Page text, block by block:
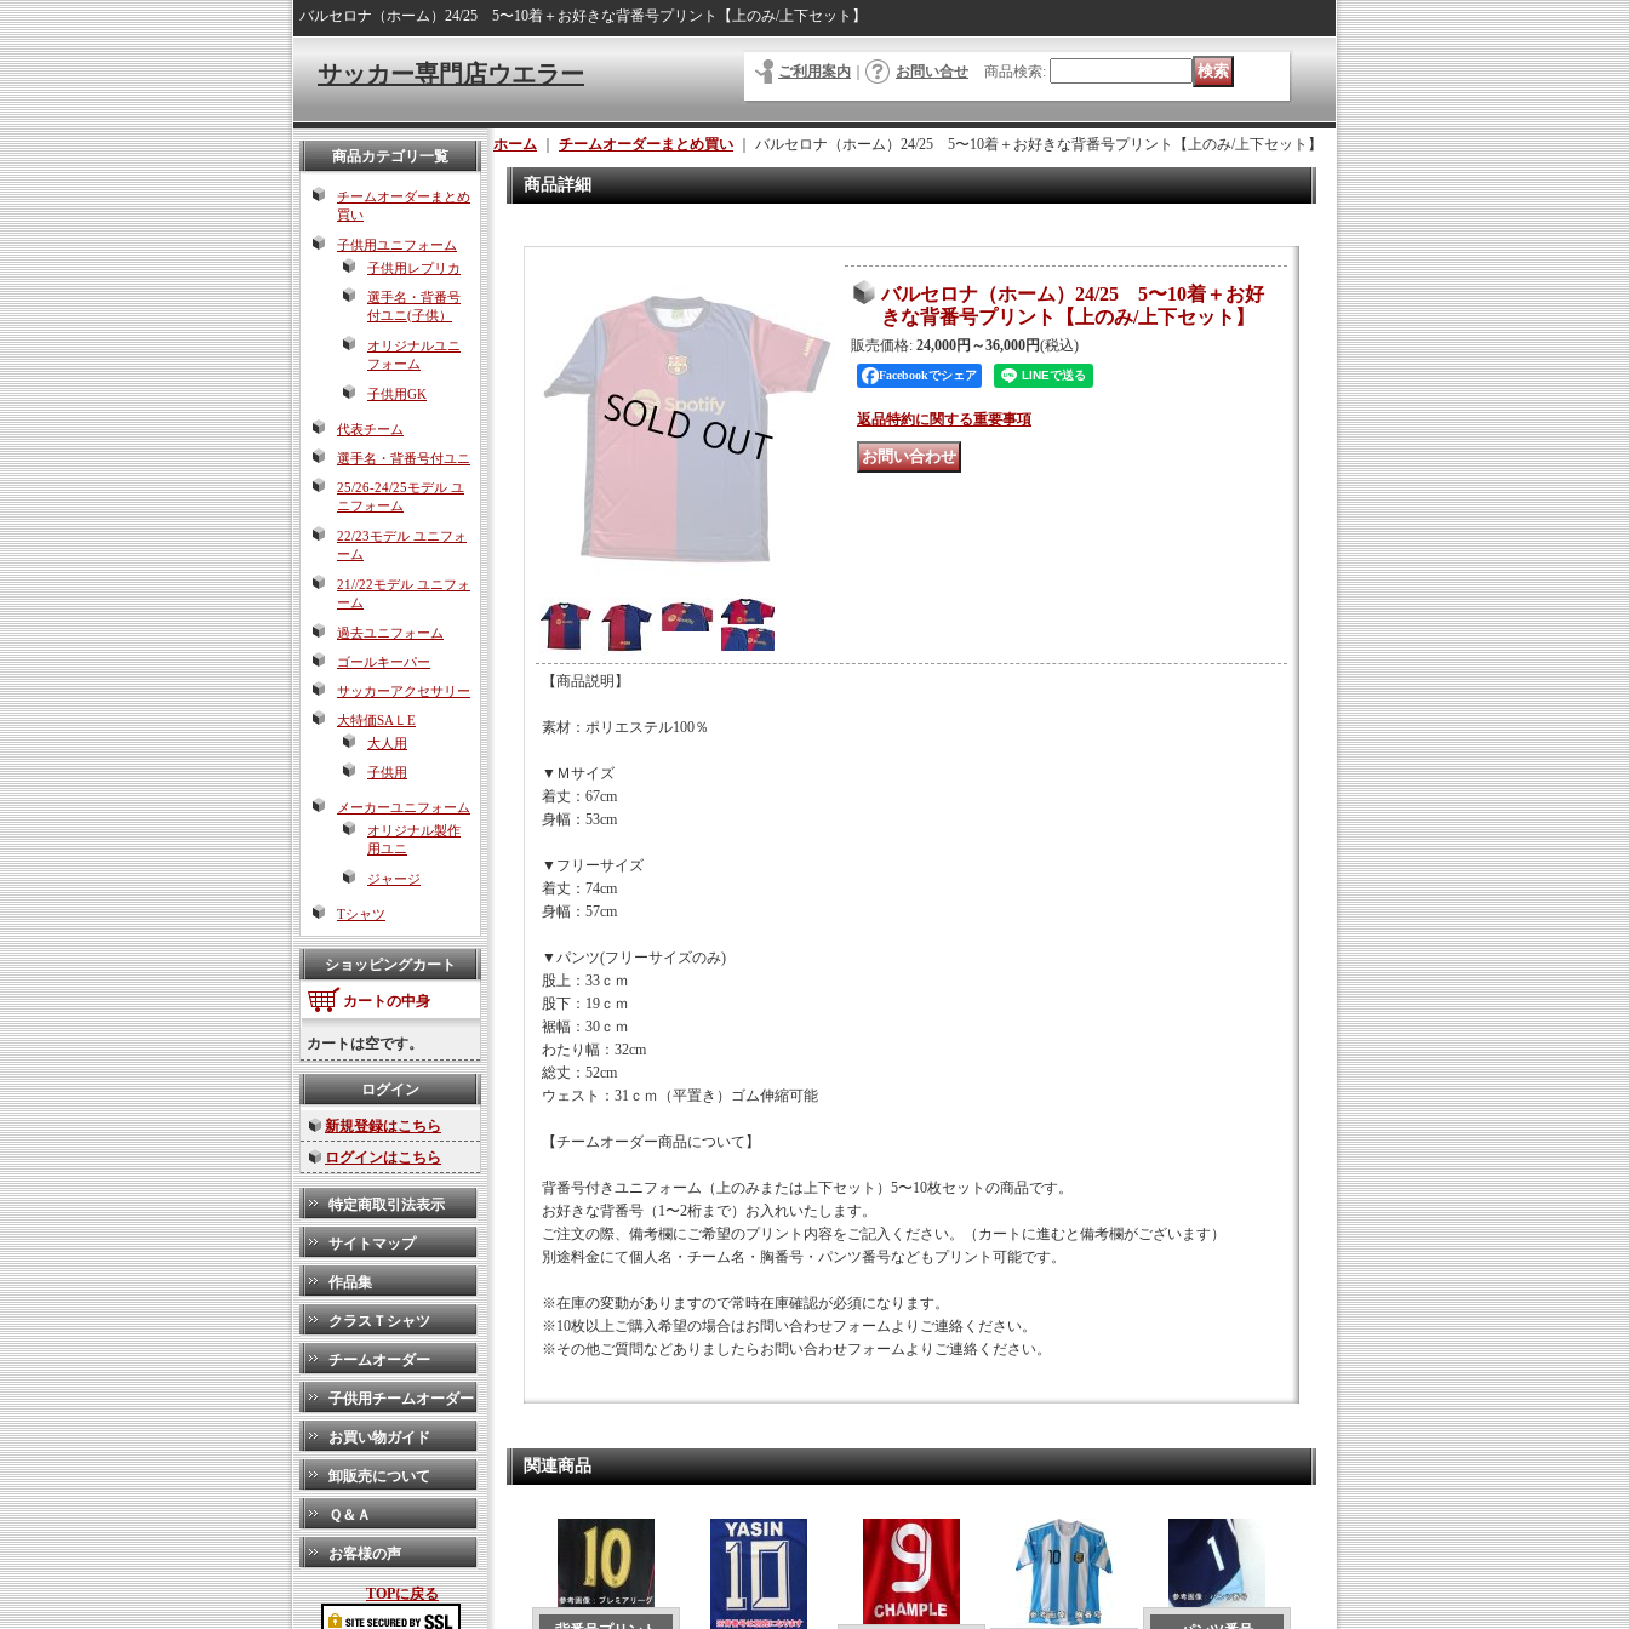
バルセロナ（ホーム）24/25 5〜10着＋お好きな背番号プリント【上のみ/上下セット】
サッカー専門店ウエラー ご利用案内 お問い合せ 商品検索:
商品カテゴリ一覧
チームオーダーまとめ
買い
子供用ユニフォーム
子供用レプリカ
選手名・背番号
付ユニ(子供）
オリジナルユニ
フォーム
子供用GK
代表チーム
選手名・背番号付ユニ
25/26-24/25モデル ユ
ニフォーム
22/23モデル ユニフォ
ーム
21//22モデル ユニフォ
ーム
過去ユニフォーム
ゴールキーパー
サッカーアクセサリー
大特価SAＬE
大人用
子供用
メーカーユニフォーム
オリジナル製作
用ユニ
ジャージ
Tシャツ
ショッピングカート
カートの中身
カートは空です。
ログイン
新規登録はこちら
ログインはこちら
特定商取引法表示
サイトマップ
作品集
クラスＴシャツ
チームオーダー
子供用チームオーダー
お買い物ガイド
卸販売について
Ｑ＆Ａ
お客様の声
TOPに戻る
ホーム チームオーダーまとめ買い バルセロナ（ホーム）24/25 5〜10着＋お好きな背番号プリント【上のみ/上下セット】
商品詳細
バルセロナ（ホーム）24/25 5〜10着＋お好
きな背番号プリント【上のみ/上下セット】
販売価格: 24,000円～36,000円(税込)
Facebookでシェア
返品特約に関する重要事項
【商品説明】
素材：ポリエステル100％
▼Ｍサイズ
着丈：67cm
身幅：53cm
▼フリーサイズ
着丈：74cm
身幅：57cm
▼パンツ(フリーサイズのみ)
股上：33ｃｍ
股下：19ｃｍ
裾幅：30ｃｍ
わたり幅：32cm
総丈：52cm
ウェスト：31ｃｍ（平置き）ゴム伸縮可能
【チームオーダー商品について】
背番号付きユニフォーム（上のみまたは上下セット）5〜10枚セットの商品です。
お好きな背番号（1〜2桁まで）お入れいたします。
ご注文の際、備考欄にご希望のプリント内容をご記入ください。（カートに進むと備考欄がございます）
別途料金にて個人名・チーム名・胸番号・パンツ番号などもプリント可能です。
※在庫の変動がありますので常時在庫確認が必須になります。
※10枚以上ご購入希望の場合はお問い合わせフォームよりご連絡ください。
※その他ご質問などありましたらお問い合わせフォームよりご連絡ください。
関連商品